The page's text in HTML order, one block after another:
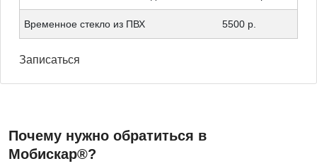
Временное стекло из ПВХ 5500 р.
Записаться
Почему нужно обратиться в
Мобискар®?